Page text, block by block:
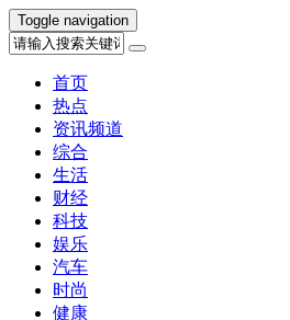
Toggle navigation
首页
热点
资讯频道
综合
生活
财经
科技
娱乐
汽车
时尚
健康